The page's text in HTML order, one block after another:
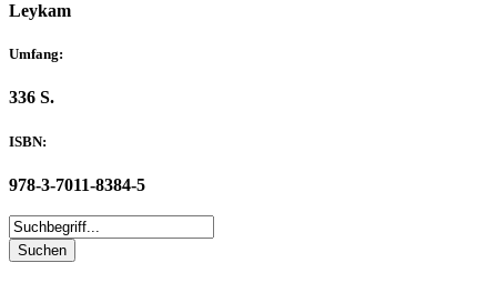
Leykam
Umfang:
336 S.
ISBN:
978-3-7011-8384-5